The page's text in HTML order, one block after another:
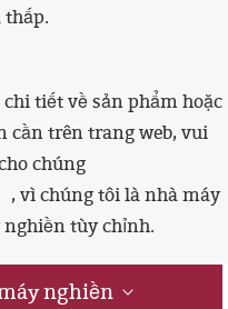
thấp.
tiết về sản phẩm hoặc
cần trên trang web, vui
chúng
, vì chúng tôi là nhà máy
tùy chỉnh.
nghiền